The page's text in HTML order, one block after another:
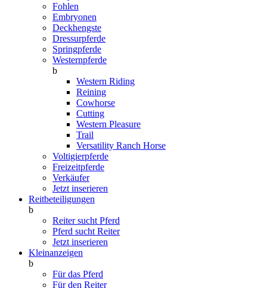
Fohlen
Embryonen
Deckhengste
Dressurpferde
Springpferde
Westernpferde
b
Western Riding
Reining
Cowhorse
Cutting
Western Pleasure
Trail
Versatility Ranch Horse
Voltigierpferde
Freizeitpferde
Verkäufer
Jetzt inserieren
Reitbeteiligungen
b
Reiter sucht Pferd
Pferd sucht Reiter
Jetzt inserieren
Kleinanzeigen
b
Für das Pferd
Für den Reiter